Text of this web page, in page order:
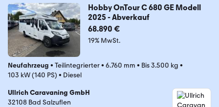
Hobby OnTour C 680 GE Modell
2025 - Abverkauf
68.890 €
19% MwSt.
Neufahrzeug • Teilintegrierter• 6.760 mm • Bis 3.500 kg •
103 kW (140 PS) • Diesel
Ullrich Caravaning GmbH
32108 Bad Salzuflen